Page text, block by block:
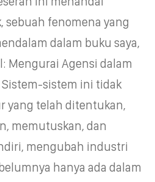
sebuah fenomena yang
dalam buku saya,
Mengurai Agensi dalam
Sistem-sistem ini tidak
yang telah ditentukan,
memutuskan, dan
mengubah industri
hanya ada dalam